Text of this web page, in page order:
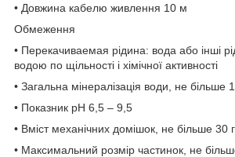
• Довжина кабелю живлення 10 м
Обмеження
• Перекачиваемая рідина: вода або інші
водою по щільності і хімічної активності
• Загальна мінералізація води, не більше
• Показник рН 6,5 – 9,5
• Вміст механічних домішок, не більше 30
• Максимальний розмір частинок, не